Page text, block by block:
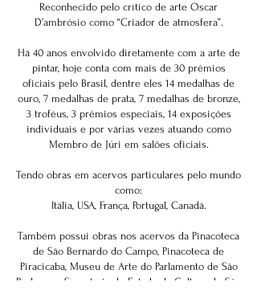
Reconhecido pelo crítico de arte Oscar
D’ambrósio como “Criador de atmosfera”.
Há 40 anos envolvido diretamente com a arte de
pintar, hoje conta com mais de 30 prêmios
oficiais pelo Brasil, dentre eles 14 medalhas de
ouro, 7 medalhas de prata, 7 medalhas de bronze,
3 troféus, 3 prêmios especiais, 14 exposições
individuais e por várias vezes atuando como
Membro de Júri em salões oficiais.
Tendo obras em acervos particulares pelo mundo
como:
Itália, USA, França, Portugal, Canadá.
Também possui obras nos acervos da Pinacoteca
de São Bernardo do Campo, Pinacoteca de
Piracicaba, Museu de Arte do Parlamento de São
Paulo e na Secretaria de Estado da Cultura de São